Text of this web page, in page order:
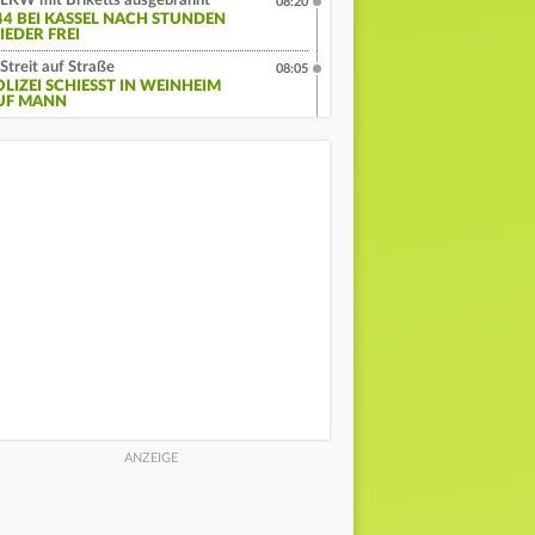
BEI KASSEL NACH STUNDEN
FREI
Streit auf Straße
SCHIESST IN WEINHEIM A
MANN
08:05